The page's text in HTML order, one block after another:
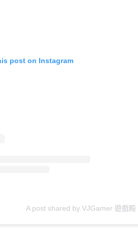
post on Instagram
A post shared by VJGamer 遊戲